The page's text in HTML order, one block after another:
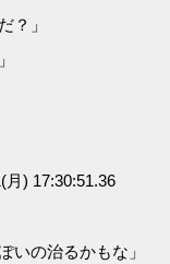
？」
月) 17:30:51.36
いの治るかもな」